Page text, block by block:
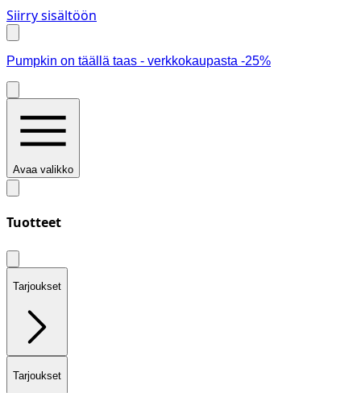
Siirry sisältöön
Pumpkin on täällä taas - verkkokaupasta -25%
Avaa valikko
Tuotteet
Tarjoukset
Tarjoukset